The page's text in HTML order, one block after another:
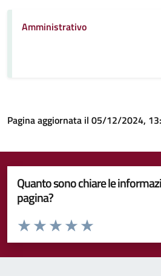
Amministrativo
Pagina aggiornata il 05/12/2024,
Quanto sono chiare le
pagina?
Valuta da 1 a 5 stelle la pagina
Valuta 5 stelle su 5
Valuta 4 stelle su 5
Valuta 3 stelle su 5
Valuta 2 stelle su 5
Valuta 1 stelle su 5